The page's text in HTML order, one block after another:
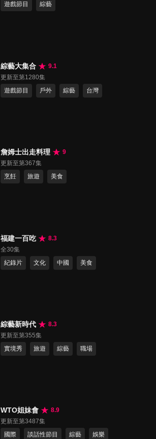
遊戲節目
綜藝
綜藝大集合
9.1
更新至第1280集
遊戲節目
戶外 綜藝 台灣
詹姆士出走料理
9
更新至第367集
烹飪
旅遊 美食
福建一百吃
8.3
全30集
紀錄片
文化 中國 美食
綜藝新時代
8.3
更新至第355集
實境秀
旅遊 綜藝 職場
WTO姐妹會
8.9
更新至第3487集
國際
談話性節目 綜藝 娛樂